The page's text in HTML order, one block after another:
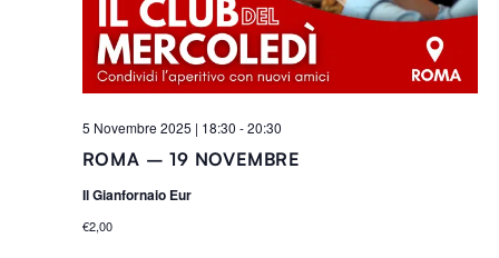
ROMA – 19 NOVEMBRE
5 Novembre 2025 | 18:30 -20:30
Il Gianfornaio Eur
€2,00